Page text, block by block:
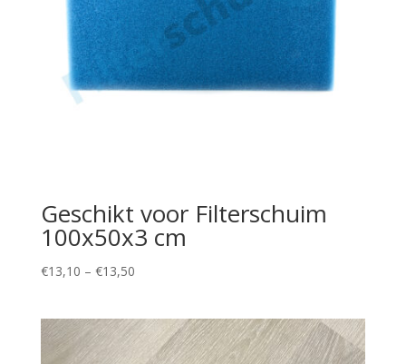
Geschikt voor Filterschuim
100x50x3 cm
€13,10 – €13,50Price
through
€13,50